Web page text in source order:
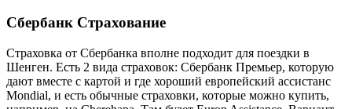
Сбербанк Страхование
Страховка от Сбербанка вполне подходит для поездки в
Шенген. Есть 2 вида страховок: Сбербанк Премьер, которую
дают вместе с картой и где хороший европейский ассистанс
Mondial, и есть обычные страховки, которые можно купить,